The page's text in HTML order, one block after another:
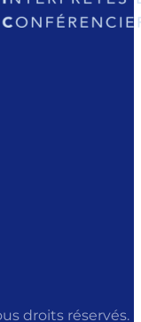
droits réservés.